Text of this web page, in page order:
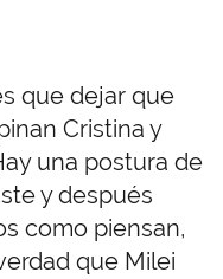
que dejar que
Cristina y
una postura de
y después
como piensan,
que Milei